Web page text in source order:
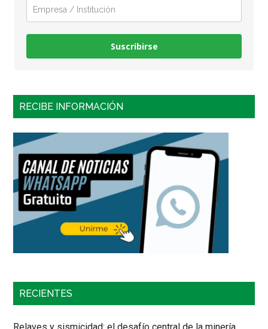
Suscribirse
RECIBE INFORMACIÓN
RECIENTES